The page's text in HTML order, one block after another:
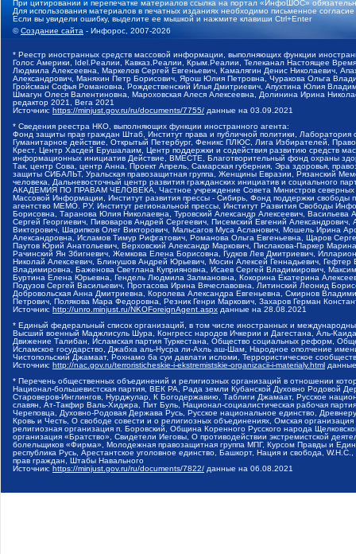
При цитировании и перепечатке материалов ссылка на портал «ИнфоШОС»
Для использования материалов в печатных изданиях необходимо письменное
Если вы увидели ошибку, выделите ее мышкой и нажмите клавиши Ctrl+Enter
©Создание сайта - Инфорос, 2007-2026
* Реестр иностранных средств массовой информации, выполняющих функции
Голос Америки, Idel.Реалии, Кавказ.Реалии, Крым.Реалии, Телеканал Настоящее
Людмила Алексеевна, Маркелов Сергей Евгеньевич, Камалягин Денис Николаевич,
Александрович, Маняхин Петр Борисович, Ярош Юлия Петровна, Чуракова Ольга
Гройсман Софья Романовна, Рождественский Илья Дмитриевич, Апухтина Юлия
Шмагун Олеся Валентиновна, Мароховская Алеся Алексеевна, Долинина Ирина
редактор 2021, Вега 2021
Источник: https://minjust.gov.ru/ru/documents/7755/ данные на 03.09.2021
* Сведения реестра НКО, выполняющих функции иностранного агента:
Фонд защиты прав граждан Штаб, Институт права и публичной политики,
Гуманитарное действие, Открытый Петербург, Феникс ПЛЮС, Лига Избирателей,
Крест, Центр Хасдей Ерушалаим, Центр поддержки и содействия развитию средств
информационных инициатив Действие, ВМЕСТЕ, Благотворительный фонд охраны
Так, центр Сова, центр Анна, Проект Апрель, Самарская губерния, Эра здоровья,
защиты СИБАЛЬТ, Уральская правозащитная группа, Женщины Евразии, Рязанский
человека, Дальневосточный центр развития гражданских инициатив и социального
АКАДЕМИЯ ПО ПРАВАМ ЧЕЛОВЕКА, Частное учреждение Совета Министров северных
Массовой Информации, Институт развития прессы - Сибирь, Фонд поддержки
агентство МЕМО. РУ, Институт региональной прессы, Институт Развития Свободы
Борисовна, Таранова Юлия Николаевна, Туровский Александр Алексеевич,
Сергей Георгиевич, Пивоваров Андрей Сергеевич, Писемский Евгений
Викторович, Шарипков Олег Викторович, Мальсагов Муса Асланович, Мошель Ирина
Александровна, Исламов Тимур Рифгатович, Романова Ольга Евгеньевна, Щаров
Паутов Юрий Анатольевич, Верховский Александр Маркович, Пислакова-Паркер
Рачинский Ян Збигневич, Жемкова Елена Борисовна, Гудков Лев Дмитриевич,
Николай Алексеевич, Блинушов Андрей Юрьевич, Мосин Алексей Геннадьевич,
Владимировна, Баженова Светлана Куприяновна, Исаев Сергей Владимирович,
Буртина Елена Юрьевна, Гендель Людмила Залмановна, Кокорина Екатерина
Подузов Сергей Васильевич, Протасова Ирина Вячеславовна, Литинский Леонид
Добровольская Анна Дмитриевна, Королева Александра Евгеньевна, Смирнов
Петрович, Полякова Мара Федоровна, Резник Генри Маркович, Захаров Герман
Источник: http://unro.minjust.ru/NKOForeignAgent.aspx данные на 28.08.2021
* Единый федеральный список организаций, в том числе иностранных и
Высший военный Маджлисуль Шура, Конгресс народов Ичкерии и Дагестана, Аль-
Движение Талибан, Исламская партия Туркестана, Общество социальных реформ,
Исламское государство, Джабха аль-Нусра ли-Ахль аш-Шам, Народное ополчение
Чистопольский Джамаат, Рохнамо ба суи давлати исломи, Террористическое
Источник: http://nac.gov.ru/terroristicheskie-i-ekstremistskie-organizacii-i-materialy.html
* Перечень общественных объединений и религиозных организаций в отношении
Национал-большевистская партия, ВЕК РА, Рада земли Кубанской Духовно Родовой
Староверов-Инглингов, Нурджулар, К Богодержавию, Таблиги Джамаат, Русское
славян, Ат-Такфир Валь-Хиджра, Пит Буль, Национал-социалистическая рабочая
Череповца, Духовно-Родовая Держава Русь, Русское национальное единство,
Кровь и Честь, О свободе совести и о религиозных объединениях, Омская
религиозная организация п. Боровский, Община Коренного Русского народа
организация «Братство», Свидетели Иеговы, О противодействии экстремистской
болельщиков «Фирма», Молодежная правозащитная группа МПГ, Курсом Правды и
республика Русь, Арестантское уголовное единство, Башкорт, Нация и свобода,
прав граждан, Штабы Навального
Источник: https://minjust.gov.ru/ru/documents/7822/ данные на 06.08.2021